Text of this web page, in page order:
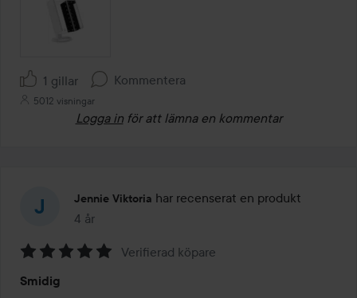
1 gillar Kommentera
5012 visningar
Logga in för att lämna en kommentar
Jennie Viktoria har recenserat en produkt
4 år
Inlägget skapades 4 år
5
Verifierad köpare
Smidig